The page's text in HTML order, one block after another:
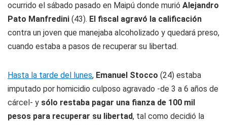
ocurrido el sábado pasado en Maipú donde murió Alejandro
Pato Manfredini (43). El fiscal agravó la calificación
contra un joven que manejaba alcoholizado y quedará preso,
cuando estaba a pasos de recuperar su libertad.
Hasta la tarde del lunes, Emanuel Stocco (24) estaba
imputado por homicidio culposo agravado -de 3 a 6 años de
cárcel- y sólo restaba pagar una fianza de 100 mil
pesos para recuperar su libertad, tal como decidió la